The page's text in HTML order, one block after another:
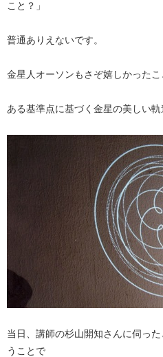
こと？」
普通ありえないです。
金星人オーソンもさぞ嬉しかったこ
ある基準点に基づく金星の美しい軌
当日、講師の杉山開知さんに伺っ
うことで